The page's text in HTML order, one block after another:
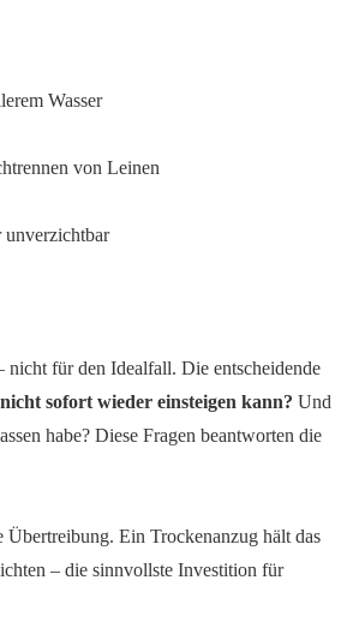
Wasser
von Leinen
unverzichtbar
nicht für den Idealfall. Die entscheidende
sofort wieder einsteigen kann? Und
habe? Diese Fragen beantworten die
Übertreibung. Ein Trockenanzug hält das
– die sinnvollste Investition für